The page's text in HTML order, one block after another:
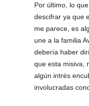
Por último, lo
descifrar ya que
me parece, es
une a la familia
debería haber
que esta misiva,
algún intrés
involucradas